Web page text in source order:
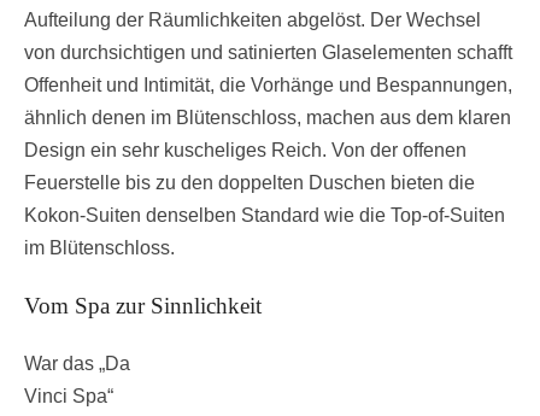
Aufteilung der Räumlichkeiten abgelöst. Der Wechsel
von durchsichtigen und satinierten Glaselementen schafft
Offenheit und Intimität, die Vorhänge und Bespannungen,
ähnlich denen im Blütenschloss, machen aus dem klaren
Design ein sehr kuscheliges Reich. Von der offenen
Feuerstelle bis zu den doppelten Duschen bieten die
Kokon-Suiten denselben Standard wie die Top-of-Suiten
im Blütenschloss.
Vom Spa zur Sinnlichkeit
War das „Da
Vinci Spa“